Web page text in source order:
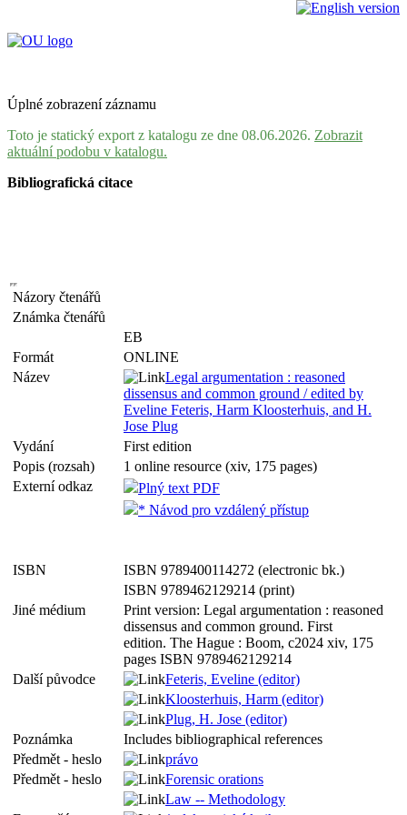
Úplné zobrazení záznamu
Toto je statický export z katalogu ze dne 08.06.2026. Zobrazit
aktuální podobu v katalogu.
Bibliografická citace
Názory čtenářů
Známka čtenářů
EB
Formát
ONLINE
Název
Legal argumentation : reasoned
dissensus and common ground / edited by
Eveline Feteris, Harm Kloosterhuis, and H.
Jose Plug
Vydání
First edition
Popis (rozsah)
1 online resource (xiv, 175 pages)
Externí odkaz
Plný text PDF
* Návod pro vzdálený přístup
ISBN
ISBN 9789400114272 (electronic bk.)
ISBN 9789462129214 (print)
Jiné médium
Print version: Legal argumentation : reasoned
dissensus and common ground. First
edition. The Hague : Boom, c2024 xiv, 175
pages ISBN 9789462129214
Další původce
Feteris, Eveline (editor)
Kloosterhuis, Harm (editor)
Plug, H. Jose (editor)
Poznámka
Includes bibliographical references
Předmět - heslo
právo
Předmět - heslo
Forensic orations
Law -- Methodology